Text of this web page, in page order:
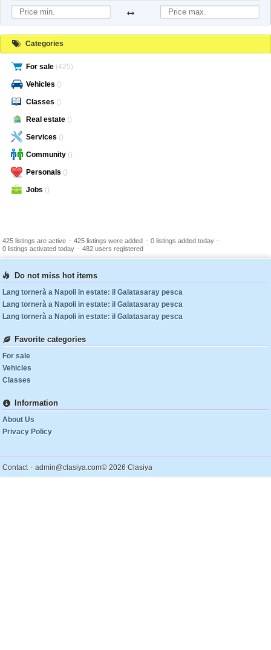
Categories
For sale (425)
Vehicles ()
Classes ()
Real estate ()
Services ()
Community ()
Personals ()
Jobs ()
425 listings are active - 425 listings were added - 0 listings added today -
0 listings activated today - 482 users registered
Do not miss hot items
Lang tornerà a Napoli in estate: il Galatasaray pesca
Lang tornerà a Napoli in estate: il Galatasaray pesca
Lang tornerà a Napoli in estate: il Galatasaray pesca
Favorite categories
For sale
Vehicles
Classes
Information
About Us
Privacy Policy
Contact . admin@clasiya.com© 2026 Clasiya